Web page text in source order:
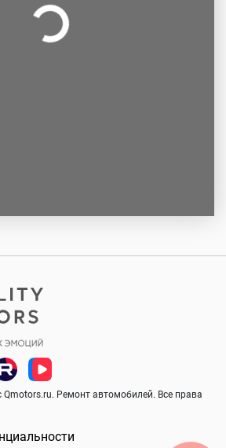
Ремонт автомобилей. Все права